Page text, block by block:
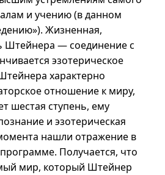
и учению (в данном
Жизненная,
Штейнера — соединение с
эзотерическое
характерно
отношение к миру,
шестая ступень, ему
и эзотерическая
нашли отражение в
Получается, что
мир, который Штейнер